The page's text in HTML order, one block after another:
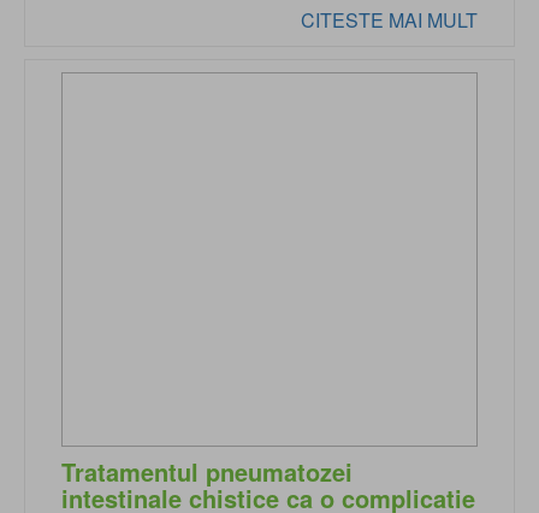
CITESTE MAI MULT
Tratamentul pneumatozei
intestinale chistice ca o complicatie